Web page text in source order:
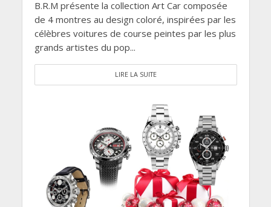
B.R.M présente la collection Art Car composée
de 4 montres au design coloré, inspirées par les
célèbres voitures de course peintes par les plus
grands artistes du pop...
LIRE LA SUITE